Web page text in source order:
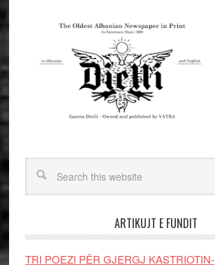
ARTIKUJT E FUNDIT
TRI POEZI PËR GJERGJ KASTRIOTIN-